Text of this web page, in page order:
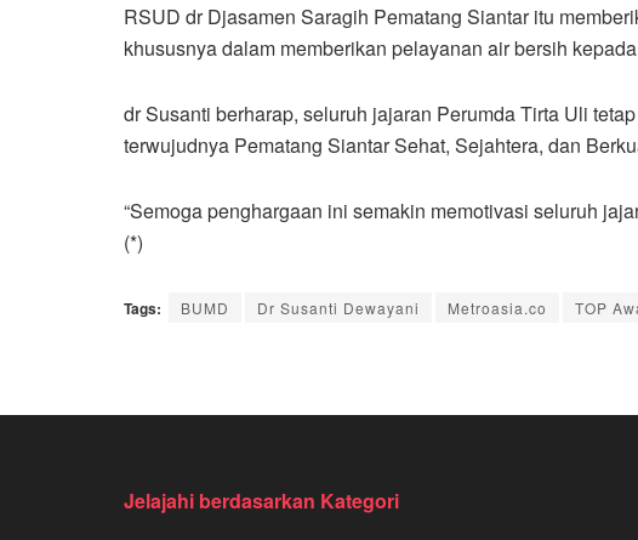
RSUD dr Djasamen Saragih Pematang Siantar itu
khususnya dalam memberikan pelayanan air bersih
dr Susanti berharap, seluruh jajaran Perumda Tirta Uli
terwujudnya Pematang Siantar Sehat, Sejahtera, dan
“Semoga penghargaan ini semakin memotivasi seluruh
(*)
Tags: BUMD Dr Susanti Dewayani Metroasia.co TOP
Jelajahi berdasarkan Kategori